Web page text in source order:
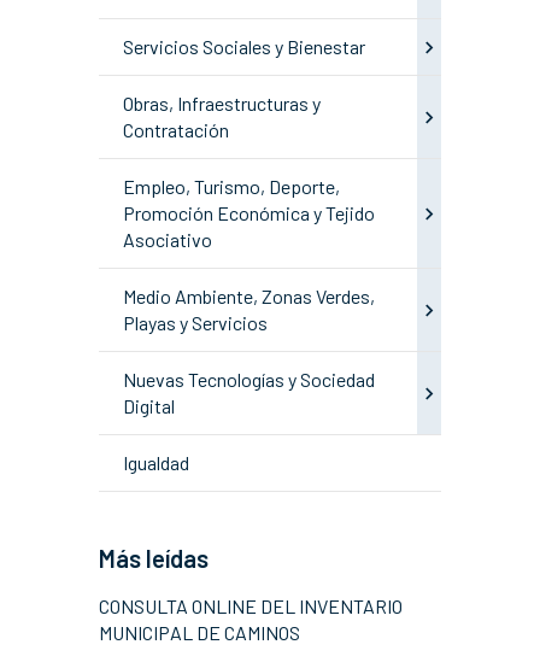
Servicios Sociales y Bienestar
Obras, Infraestructuras y
Contratación
Empleo, Turismo, Deporte,
Promoción Económica y Tejido
Asociativo
Medio Ambiente, Zonas Verdes,
Playas y Servicios
Nuevas Tecnologías y Sociedad
Digital
Igualdad
Más leídas
CONSULTA ONLINE DEL INVENTARIO
MUNICIPAL DE CAMINOS